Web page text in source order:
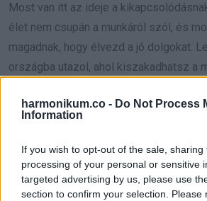
harmonikum.co - Do Not Process
Information
If you wish to opt-out of the sale,
processing of your personal or sensitive
targeted advertising by us, please use
section to confirm your selection. Please
Most van itt az ideje a
élet nem csupán a munkáról szól, és
magadnak, hogy élvezd a jó dolgokat.
országba utazol, ahol kiszakadhatsz a
Hét év szerencse vár, ha kedvelés és
beírása után gördítesz lejjebb!
MÉRLEG
A szerencse melléd szegődik, és